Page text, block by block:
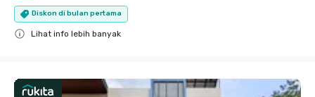
Diskon di bulan pertama
Lihat info lebih banyak